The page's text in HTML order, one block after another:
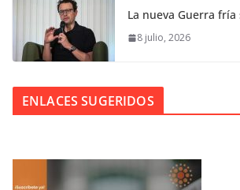
La nueva Guerra fría
8 julio, 2026
ENLACES SUGERIDOS